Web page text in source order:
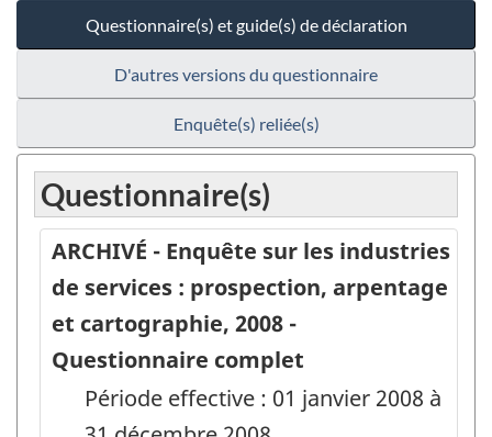
Questionnaire(s) et guide(s) de déclaration
D'autres versions du questionnaire
Enquête(s) reliée(s)
Questionnaire(s)
ARCHIVÉ - Enquête sur les industries
de services : prospection, arpentage
et cartographie, 2008 -
Questionnaire complet
Période effective : 01 janvier 2008 à